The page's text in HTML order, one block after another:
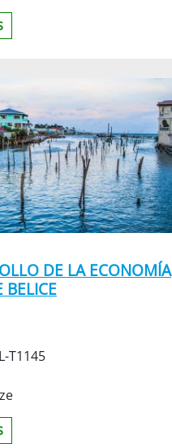
DE LA ECONOMÍA
BELICE
T1145